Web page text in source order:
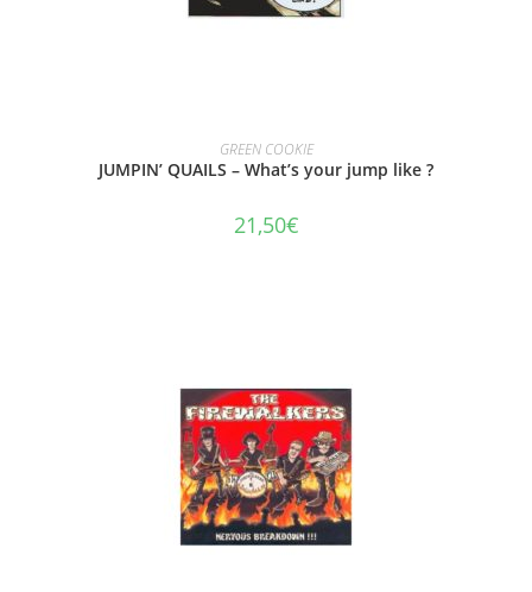
AJOUTER AU PANIER
GREEN COOKIE
JUMPIN’ QUAILS – What’s your jump like ?
21,50€